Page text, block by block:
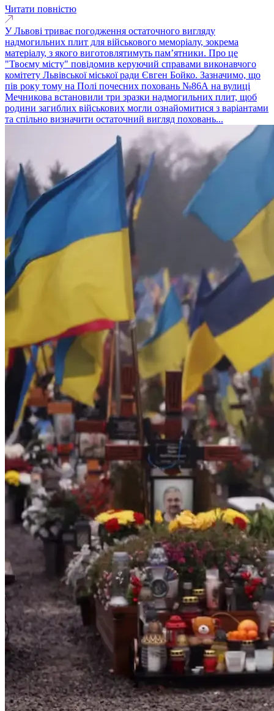
Читати повністю
У Львові триває погодження остаточного вигляду
надмогильних плит для військового меморіалу, зокрема
матеріалу, з якого виготовлятимуть пам’ятники. Про це
"Твоєму місту" повідомив керуючий справами виконавчого
комітету Львівської міської ради Євген Бойко. Зазначимо, що
пів року тому на Полі почесних поховань №86А на вулиці
Мечникова встановили три зразки надмогильних плит, щоб
родини загиблих військових могли ознайомитися з варіантами
та спільно визначити остаточний вигляд поховань...